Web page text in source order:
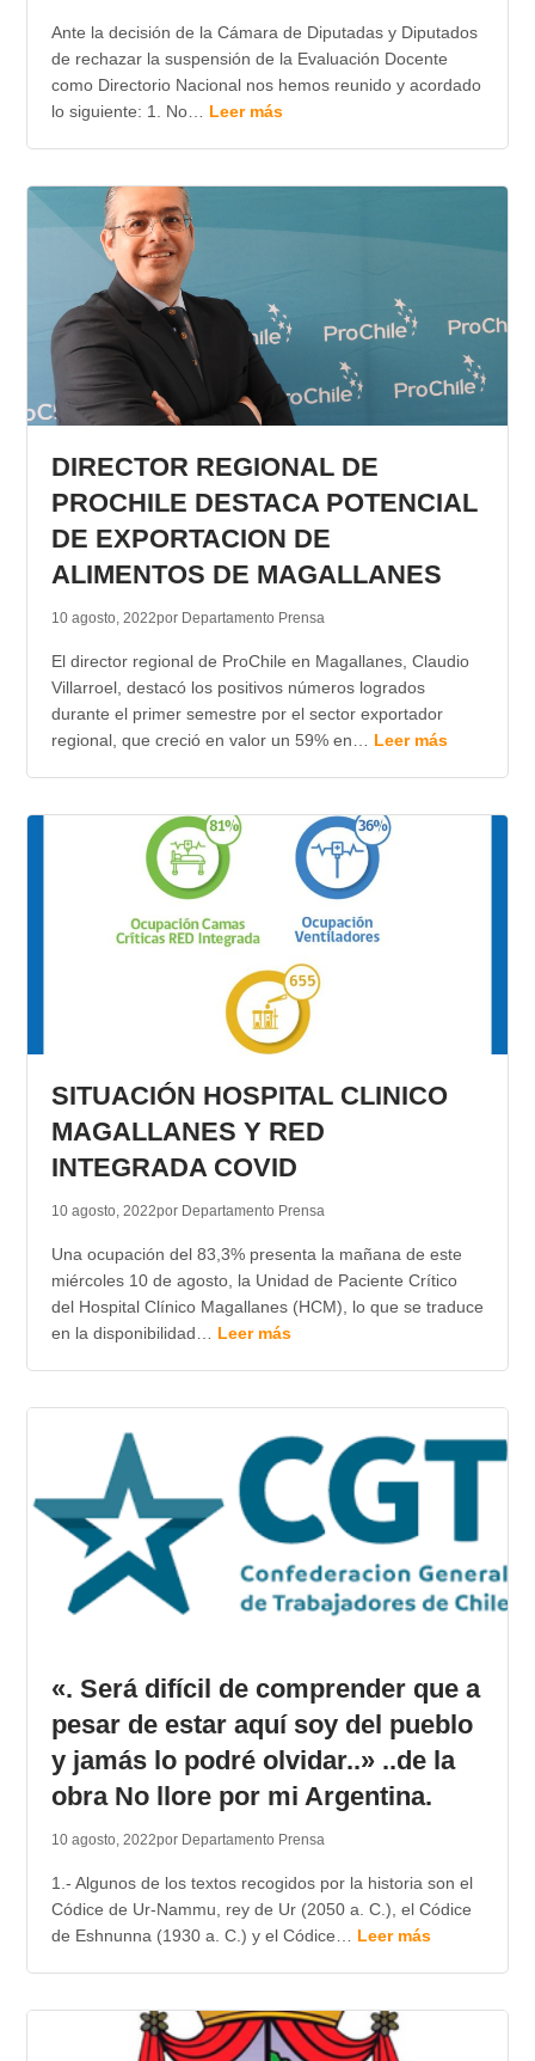
Ante la decisión de la Cámara de Diputadas y Diputados
de rechazar la suspensión de la Evaluación Docente
como Directorio Nacional nos hemos reunido y acordado
lo siguiente: 1. No… Leer más
DIRECTOR REGIONAL DE
PROCHILE DESTACA POTENCIAL
DE EXPORTACION DE
ALIMENTOS DE MAGALLANES
10 agosto, 2022por Departamento Prensa
El director regional de ProChile en Magallanes, Claudio
Villarroel, destacó los positivos números logrados
durante el primer semestre por el sector exportador
regional, que creció en valor un 59% en… Leer más
SITUACIÓN HOSPITAL CLINICO
MAGALLANES Y RED
INTEGRADA COVID
10 agosto, 2022por Departamento Prensa
Una ocupación del 83,3% presenta la mañana de este
miércoles 10 de agosto, la Unidad de Paciente Crítico
del Hospital Clínico Magallanes (HCM), lo que se traduce
en la disponibilidad… Leer más
«. Será difícil de comprender que a
pesar de estar aquí soy del pueblo
y jamás lo podré olvidar..» ..de la
obra No llore por mi Argentina.
10 agosto, 2022por Departamento Prensa
1.- Algunos de los textos recogidos por la historia son el
Códice de Ur-Nammu, rey de Ur (2050 a. C.), el Códice
de Eshnunna (1930 a. C.) y el Códice… Leer más